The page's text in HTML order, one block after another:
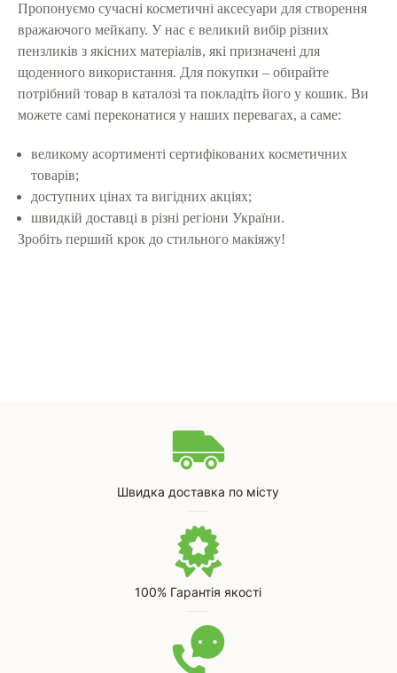
Пропонуємо сучасні косметичні аксесуари для створення
вражаючого мейкапу. У нас є великий вибір різних
пензликів з якісних матеріалів, які призначені для
щоденного використання. Для покупки – обирайте
потрібний товар в каталозі та покладіть його у кошик. Ви
можете самі переконатися у наших перевагах, а саме:
великому асортименті сертифікованих косметичних
товарів;
доступних цінах та вигідних акціях;
швидкій доставці в різні регіони України.
Зробіть перший крок до стильного макіяжу!
Швидка доставка по місту
100% Гарантія якості